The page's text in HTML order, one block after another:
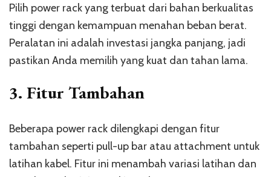
Pilih power rack yang terbuat dari bahan berkualitas
tinggi dengan kemampuan menahan beban berat.
Peralatan ini adalah investasi jangka panjang, jadi
pastikan Anda memilih yang kuat dan tahan lama.
3. Fitur Tambahan
Beberapa power rack dilengkapi dengan fitur
tambahan seperti pull-up bar atau attachment untuk
latihan kabel. Fitur ini menambah variasi latihan dan